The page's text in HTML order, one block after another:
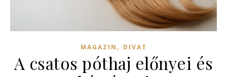
MAGAZIN , DIVAT
A csatos póthaj előnyei és